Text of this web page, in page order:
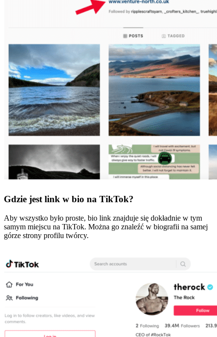
Gdzie jest link w bio na TikTok?
Aby wszystko było proste, bio link znajduje się dokładnie w tym
samym miejscu na TikTok. Można go znaleźć w biografii na samej
górze strony profilu twórcy.